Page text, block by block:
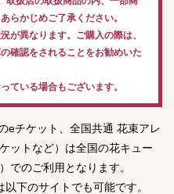
らかじめご了承ください。
が異なります。ご購入の際は、
確認をされることをお勧めいた
ている場合もございます。
eチケット、全国共通 花束アレ
ットなど）は全国の花キュー
でのご利用となります。
下のサイトでも可能です。